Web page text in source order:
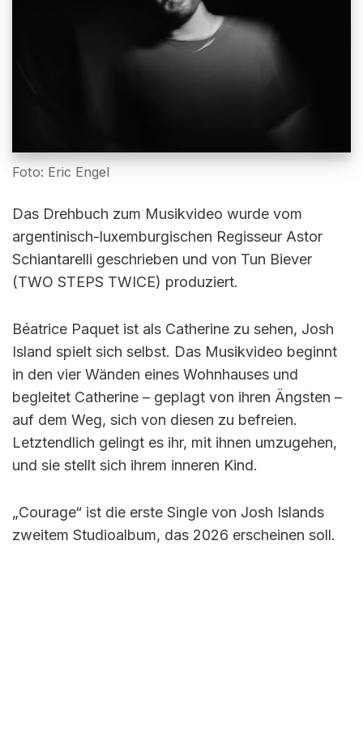
Foto: Eric Engel
Das Drehbuch zum Musikvideo wurde vom
argentinisch-luxemburgischen Regisseur Astor
Schiantarelli geschrieben und von Tun Biever
(TWO STEPS TWICE) produziert.
Béatrice Paquet ist als Catherine zu sehen, Josh
Island spielt sich selbst. Das Musikvideo beginnt
in den vier Wänden eines Wohnhauses und
begleitet Catherine – geplagt von ihren Ängsten –
auf dem Weg, sich von diesen zu befreien.
Letztendlich gelingt es ihr, mit ihnen umzugehen,
und sie stellt sich ihrem inneren Kind.
„Courage“ ist die erste Single von Josh Islands
zweitem Studioalbum, das 2026 erscheinen soll.